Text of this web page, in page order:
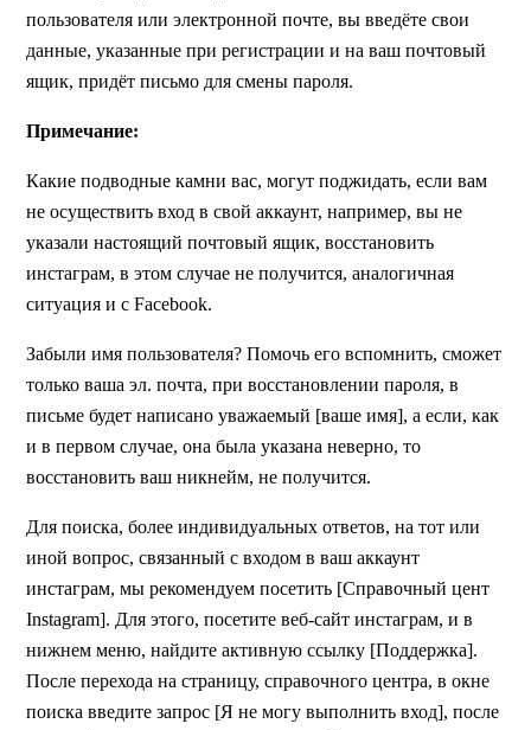
пользователя или электронной почте, вы введёте свои
данные, указанные при регистрации и на ваш почтовый
ящик, придёт письмо для смены пароля.
Примечание:
Какие подводные камни вас, могут поджидать, если вам
не осуществить вход в свой аккаунт, например, вы не
указали настоящий почтовый ящик, восстановить
инстаграм, в этом случае не получится, аналогичная
ситуация и с Facebook.
Забыли имя пользователя? Помочь его вспомнить, сможет
только ваша эл. почта, при восстановлении пароля, в
письме будет написано уважаемый [ваше имя], а если, как
и в первом случае, она была указана неверно, то
восстановить ваш никнейм, не получится.
Для поиска, более индивидуальных ответов, на тот или
иной вопрос, связанный с входом в ваш аккаунт
инстаграм, мы рекомендуем посетить [Справочный цент
Instagram]. Для этого, посетите веб-сайт инстаграм, и в
нижнем меню, найдите активную ссылку [Поддержка].
После перехода на страницу, справочного центра, в окне
поиска введите запрос [Я не могу выполнить вход], после